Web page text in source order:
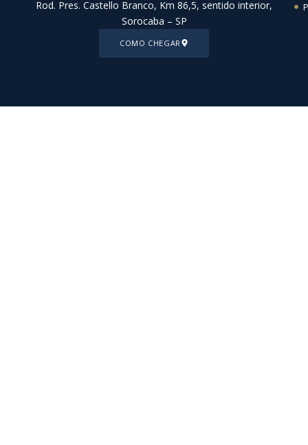
Rod. Pres. Castello Branco, Km 86,5, sentido interior,
Sorocaba – SP
COMO CHEGAR